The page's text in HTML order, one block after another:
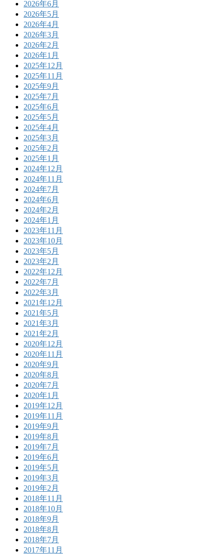
2026年6月
2026年5月
2026年4月
2026年3月
2026年2月
2026年1月
2025年12月
2025年11月
2025年9月
2025年7月
2025年6月
2025年5月
2025年4月
2025年3月
2025年2月
2025年1月
2024年12月
2024年11月
2024年7月
2024年6月
2024年2月
2024年1月
2023年11月
2023年10月
2023年5月
2023年2月
2022年12月
2022年7月
2022年3月
2021年12月
2021年5月
2021年3月
2021年2月
2020年12月
2020年11月
2020年9月
2020年8月
2020年7月
2020年1月
2019年12月
2019年11月
2019年9月
2019年8月
2019年7月
2019年6月
2019年5月
2019年3月
2019年2月
2018年11月
2018年10月
2018年9月
2018年8月
2018年7月
2017年11月